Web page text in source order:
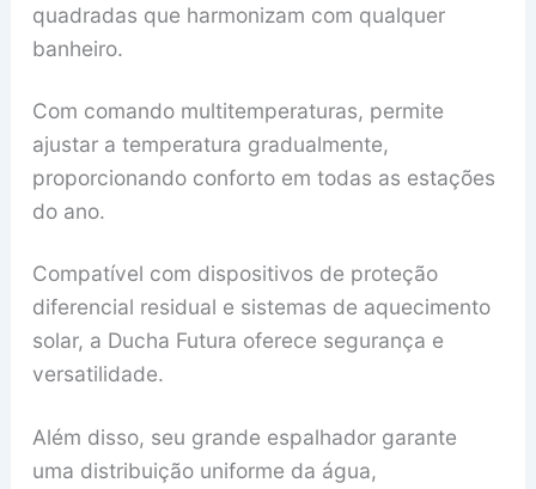
quadradas que harmonizam com qualquer
banheiro.
Com comando multitemperaturas, permite
ajustar a temperatura gradualmente,
proporcionando conforto em todas as estações
do ano.
Compatível com dispositivos de proteção
diferencial residual e sistemas de aquecimento
solar, a Ducha Futura oferece segurança e
versatilidade.
Além disso, seu grande espalhador garante
uma distribuição uniforme da água,